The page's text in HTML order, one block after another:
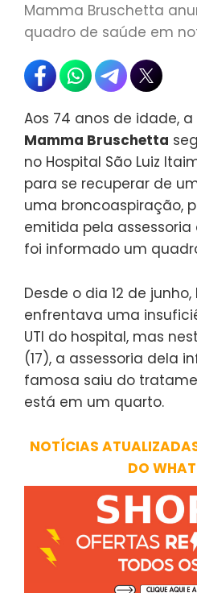
Mamma Bruschetta
quadro de saúde em
Aos 74 anos de idade,
Mamma Bruschetta
no Hospital São Luiz
para se recuperar de
uma broncoaspiração,
emitida pela
foi informado um
Desde o dia 12 de
enfrentava uma
UTI do hospital, mas
(17), a assessoria dela
famosa saiu do
está em um quarto.
NOTÍCIAS
DO